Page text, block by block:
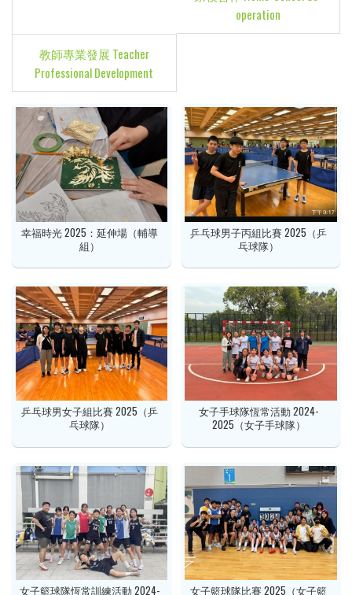
operation
教師專業發展 Teacher
Professional Development
幸福時光 2025：延伸場（輔導
組）
乒乓球男子丙組比賽 2025（乒
乓球隊）
乒乓球男女子組比賽 2025（乒
乓球隊）
女子手球隊恆常活動 2024-
2025（女子手球隊）
女子籃球隊恆常訓練活動 2024-
女子籃球隊比賽 2025（女子籃